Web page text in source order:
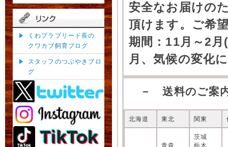
くわプラブリード長の
クワカブ飼育ブログ
スタッフのつぶやきブロ
グ
安全なお届けの
頂けます。ご希
期間：11月～2
月、気候の変化
－ 送料のご案
北海道 東北 関東
青森
茨城
栃木